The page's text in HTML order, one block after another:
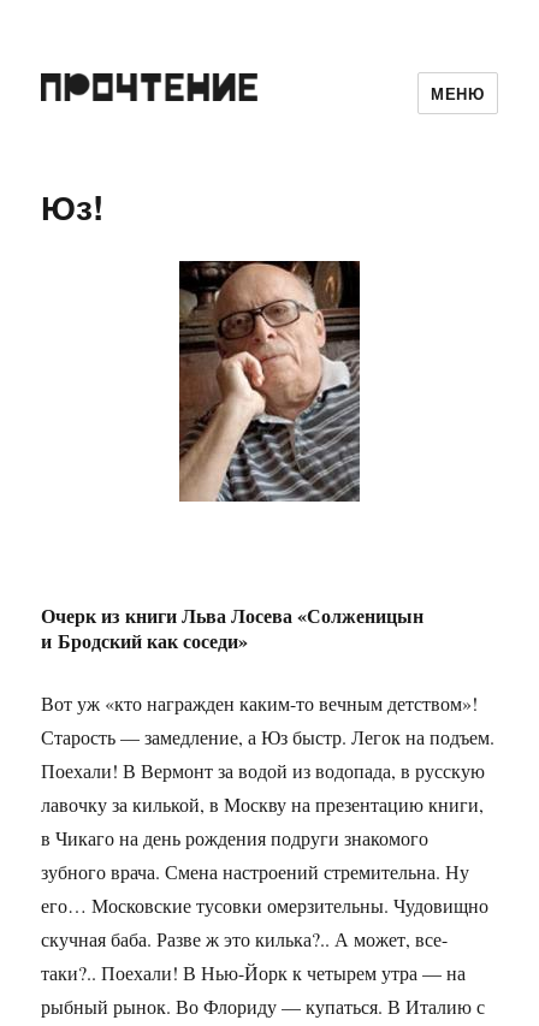
МЕНЮ
Юз!
Очерк из книги Льва Лосева «Солженицын
и Бродский как соседи»
Вот уж «кто награжден каким-то вечным детством»!
Старость — замедление, а Юз быстр. Легок на подъем.
Поехали! В Вермонт за водой из водопада, в русскую
лавочку за килькой, в Москву на презентацию книги,
в Чикаго на день рождения подруги знакомого
зубного врача. Смена настроений стремительна. Ну
его… Московские тусовки омерзительны. Чудовищно
скучная баба. Разве ж это килька?.. А может, все-
таки?.. Поехали! В Нью-Йорк к четырем утра — на
рыбный рынок. Во Флориду — купаться. В Италию с